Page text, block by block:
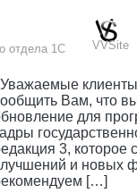
отдела 1С
VVSite
Уважаемые
Вам, что
для
3, которое
и новых
[…]